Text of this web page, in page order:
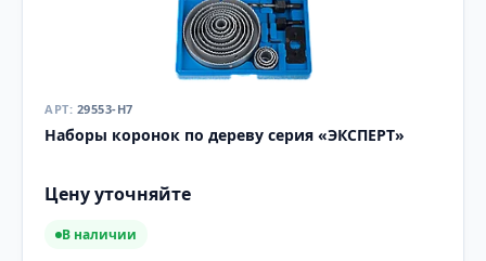
29553-H7
Наборы коронок по дереву серия «ЭКСПЕРТ»
Цену уточняйте
В наличии